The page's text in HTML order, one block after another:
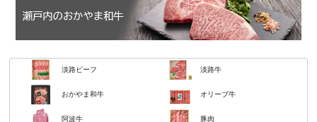
淡路ビーフ 淡路牛
おかやま和牛 オリーブ牛
阿波牛 豚肉